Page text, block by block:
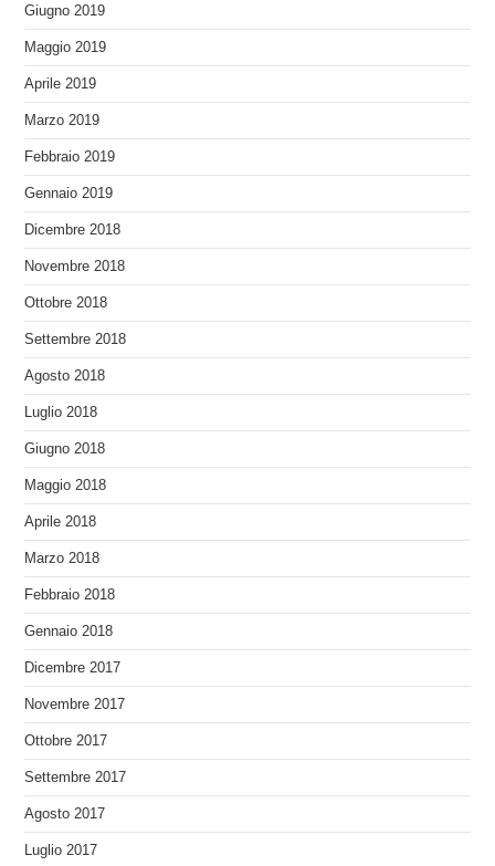
Giugno 2019
Maggio 2019
Aprile 2019
Marzo 2019
Febbraio 2019
Gennaio 2019
Dicembre 2018
Novembre 2018
Ottobre 2018
Settembre 2018
Agosto 2018
Luglio 2018
Giugno 2018
Maggio 2018
Aprile 2018
Marzo 2018
Febbraio 2018
Gennaio 2018
Dicembre 2017
Novembre 2017
Ottobre 2017
Settembre 2017
Agosto 2017
Luglio 2017